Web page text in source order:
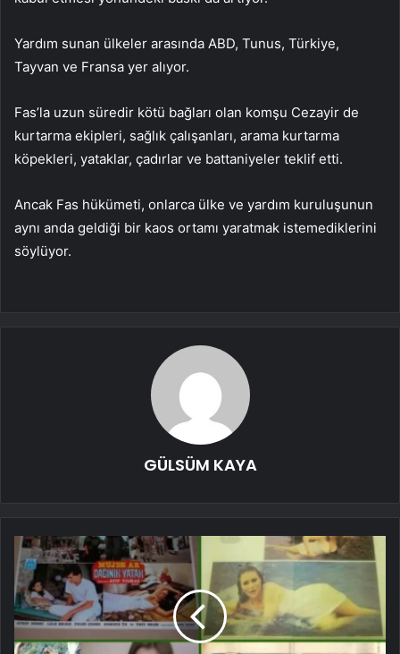
Yardım sunan ülkeler arasında ABD, Tunus, Türkiye,
Tayvan ve Fransa yer alıyor.
Fas’la uzun süredir kötü bağları olan komşu Cezayir de
kurtarma ekipleri, sağlık çalışanları, arama kurtarma
köpekleri, yataklar, çadırlar ve battaniyeler teklif etti.
Ancak Fas hükümeti, onlarca ülke ve yardım kuruluşunun
aynı anda geldiği bir kaos ortamı yaratmak istemediklerini
söylüyor.
GÜLSÜM KAYA